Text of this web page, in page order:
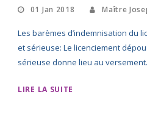
01 Jan 2018 Maître
Les barèmes d’indemnisation du
et sérieuse: Le licenciement
sérieuse donne lieu au
LIRE LA SUITE